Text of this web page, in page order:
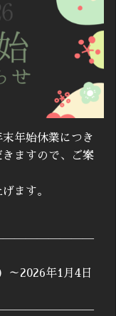
年始休業につき
ますので、ご案
ます。
～2026年1月4日